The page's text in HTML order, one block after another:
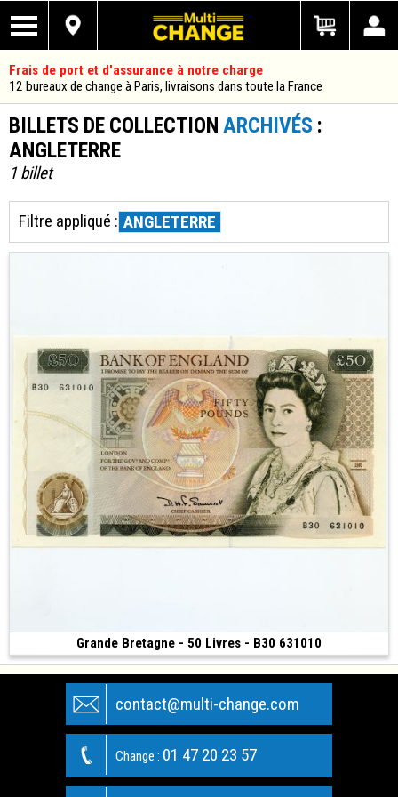
Frais de port et d'assurance à notre charge
12 bureaux de change à Paris, livraisons dans toute la France
BILLETS DE COLLECTION ARCHIVÉS :
ANGLETERRE
1 billet
Filtre appliqué : ANGLETERRE
Grande Bretagne - 50 Livres - B30 631010
contact@multi-change.com
Change : 01 47 20 23 57